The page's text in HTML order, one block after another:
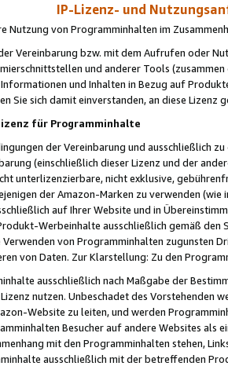
IP-Lizenz- und
Nutzung von Programminhalten im
Vereinbarung bzw. mit dem Aufrufen oder
und anderer Tools (zusammen
und Inhalten in Bezug auf
Sie sich damit einverstanden, an diese Lizenz
für Programminhalte
der Vereinbarung und ausschließlich
(einschließlich dieser Lizenz und der
unterlizenzierbare, nicht exklusive,
der Amazon-Marken zu verwenden
auf Ihrer Website und in
Werbeinhalte ausschließlich gemäß
von Programminhalten zugunsten
von Daten. Zur Klarstellung: Zu den
ausschließlich nach Maßgabe der
nutzen. Unbeschadet des Vorstehenden
Website zu leiten, und werden
Besucher auf andere Websites als
mit den Programminhalten stehen,
ausschließlich mit der betreffenden